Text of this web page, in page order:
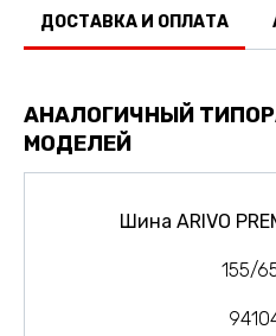
ДОСТАВКА И ОПЛАТА
АНАЛОГИЧНЫЙ
МОДЕЛЕЙ
Шина ARIVO
155/